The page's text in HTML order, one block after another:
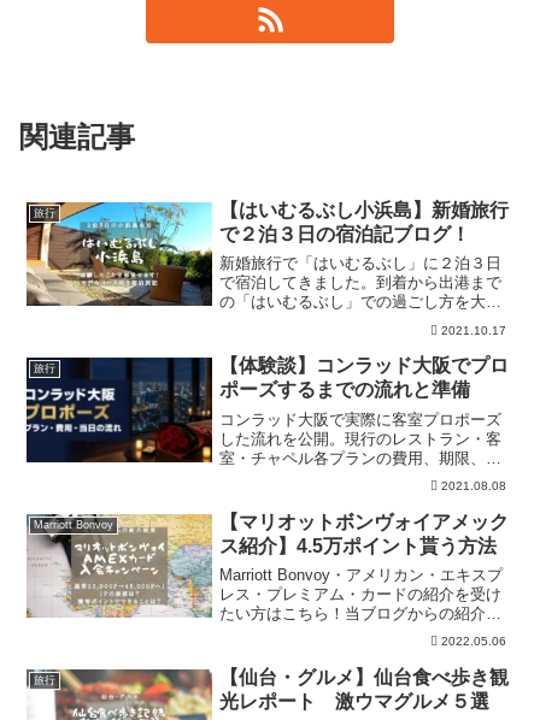
関連記事
旅行
【はいむるぶし小浜島】新婚旅行
で２泊３日の宿泊記ブログ！
新婚旅行で「はいむるぶし」に２泊３日
で宿泊してきました。到着から出港まで
の「はいむるぶし」での過ごし方を大公
開！体験談付きで「２泊３日のはいむる
ぶしモデルコース」を掲載しています。
はいむるぶしの楽しいアクティビティで
最高の旅行になりました！
2021.10.17
旅行
【体験談】コンラッド大阪でプロ
ポーズするまでの流れと準備
コンラッド大阪で実際に客室プロポーズ
した流れを公開。現行のレストラン・客
室・チャペル各プランの費用、期限、部
屋選び、花束・装飾・撮影の確認点を公
式情報と2020年の体験に分けて解説しま
す。
2021.08.08
Marriott Bonvoy
【マリオットボンヴォイアメック
ス紹介】4.5万ポイント貰う方法
Marriott Bonvoy・アメリカン・エキスプ
レス・プレミアム・カードの紹介を受け
たい方はこちら！当ブログからの紹介で
条件を達成すれば4.5万ポイントを進呈！
り、マイルで無料航空券を発行できま
す！
2022.05.06
旅行
【仙台・グルメ】仙台食べ歩き観
光レポート 激ウマグルメ５選